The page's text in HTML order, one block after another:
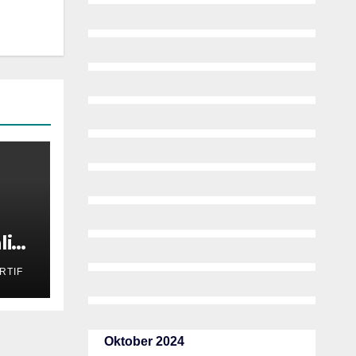
Oktober 2024